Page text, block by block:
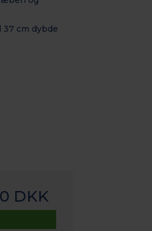
cm dybde
DKK